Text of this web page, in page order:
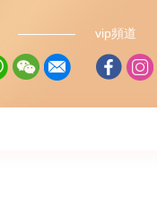
vip頻道